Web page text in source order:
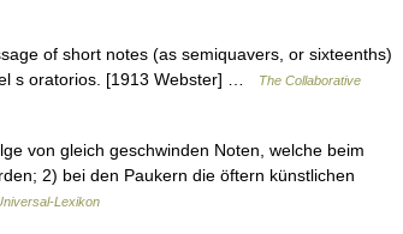
of short notes (as semiquavers, or sixteenths)
s oratorios. [1913 Webster] …
The Collaborative
von gleich geschwinden Noten, welche beim
2) bei den Paukern die öftern künstlichen
Lexikon